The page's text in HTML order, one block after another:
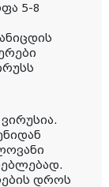
5-8
დროს